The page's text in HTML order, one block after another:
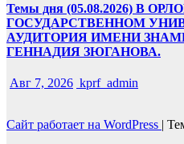
Темы дня (05.08.2026) В
ГОСУДАРСТВЕННОМ
АУДИТОРИЯ ИМЕНИ
ГЕННАДИЯ ЗЮГАНОВА.
Авг 7, 2026 kprf_admin
Сайт работает на WordPress |